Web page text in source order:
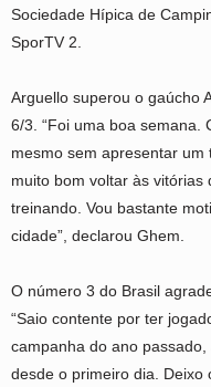
Sociedade Hípica de
SporTV 2.
Arguello superou o gaúcho
6/3. “Foi uma boa semana.
mesmo sem apresentar
muito bom voltar às
treinando. Vou bastante
cidade”, declarou Ghem.
O número 3 do Brasil
“Saio contente por ter
campanha do ano
desde o primeiro dia. Deixo